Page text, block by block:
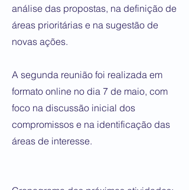
análise das propostas, na definição de
áreas prioritárias e na sugestão de
novas ações.
A segunda reunião foi realizada em
formato online no dia 7 de maio, com
foco na discussão inicial dos
compromissos e na identificação das
áreas de interesse.